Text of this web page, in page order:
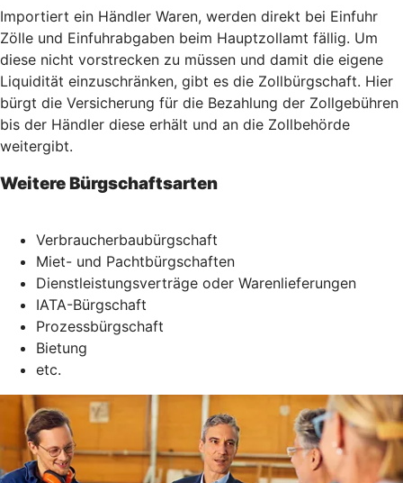
Importiert ein Händler Waren, werden direkt bei Einfuhr
Zölle und Einfuhrabgaben beim Hauptzollamt fällig. Um
diese nicht vorstrecken zu müssen und damit die eigene
Liquidität einzuschränken, gibt es die Zollbürgschaft. Hier
bürgt die Versicherung für die Bezahlung der Zollgebühren
bis der Händler diese erhält und an die Zollbehörde
weitergibt.
Weitere Bürgschaftsarten
Verbraucherbaubürgschaft
Miet- und Pachtbürgschaften
Dienstleistungsverträge oder Warenlieferungen
IATA-Bürgschaft
Prozessbürgschaft
Bietung
etc.